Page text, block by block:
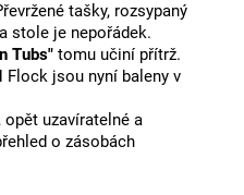
tašky, rozsypaný
stole je nepořádek.
Tubs" tomu učiní přítrž.
Flock jsou nyní baleny v
uzavíratelné a
o zásobách